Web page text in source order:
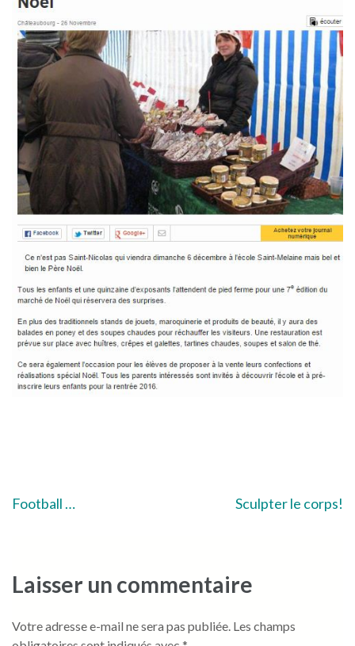
Navigation
l’article
Football … Sculpter le corps!
Laisser un commentaire
Votre adresse e-mail ne sera pas publiée. Les champs